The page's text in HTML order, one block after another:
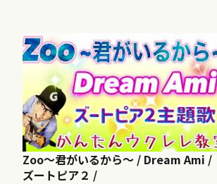
Zoo〜君がいるから〜 / Dream Ami /
ズートピア２ /